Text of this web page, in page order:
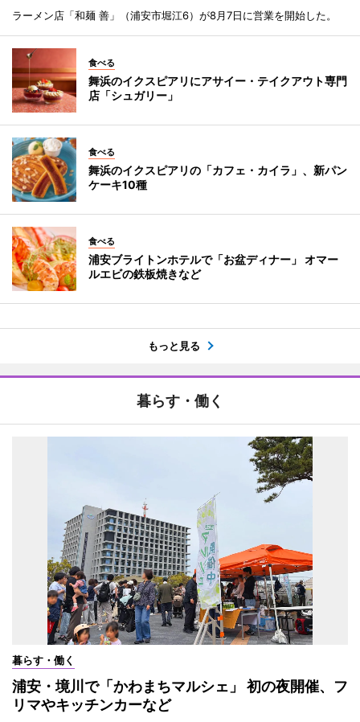
ラーメン店「和麺 善」（浦安市堀江6）が8月7日に営業を開始した。
食べる
舞浜のイクスピアリにアサイー・テイクアウト専門
店「シュガリー」
食べる
舞浜のイクスピアリの「カフェ・カイラ」、新パン
ケーキ10種
食べる
浦安ブライトンホテルで「お盆ディナー」 オマー
ルエビの鉄板焼きなど
もっと見る
暮らす・働く
暮らす・働く
浦安・境川で「かわまちマルシェ」 初の夜開催、フ
リマやキッチンカーなど